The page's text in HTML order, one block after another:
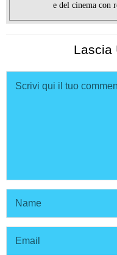
e del cinema con
Lascia